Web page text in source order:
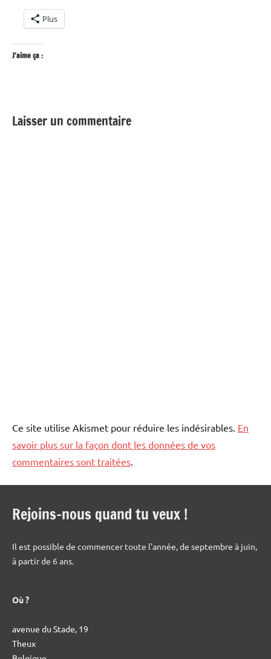
Plus
J’aime ça :
Laisser un commentaire
Ce site utilise Akismet pour réduire les indésirables. En
savoir plus sur la façon dont les données de vos
commentaires sont traitées
Rejoins-nous quand tu veux !
Il est possible de commencer toute l'année, de septembre à juin,
à partir de 6 ans.
Où ?
avenue du Stade, 19
Theux